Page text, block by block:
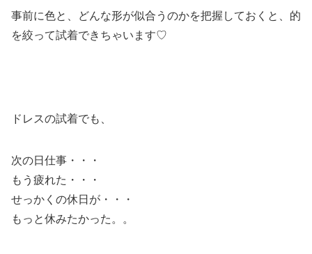
事前に色と、どんな形が似合うのかを把握しておくと、的
を絞って試着できちゃいます♡
ドレスの試着でも、
次の日仕事・・・
もう疲れた・・・
せっかくの休日が・・・
もっと休みたかった。。